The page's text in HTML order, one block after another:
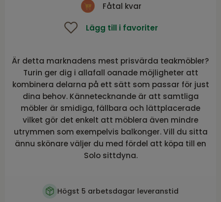
Fåtal kvar
Lägg till i favoriter
Är detta marknadens mest prisvärda teakmöbler?
Turin ger dig i allafall oanade möjligheter att
kombinera delarna på ett sätt som passar för just
dina behov. Kännetecknande är att samtliga
möbler är smidiga, fällbara och lättplacerade
vilket gör det enkelt att möblera även mindre
utrymmen som exempelvis balkonger. Vill du sitta
ännu skönare väljer du med fördel att köpa till en
Solo sittdyna.
Högst 5 arbetsdagar leveranstid